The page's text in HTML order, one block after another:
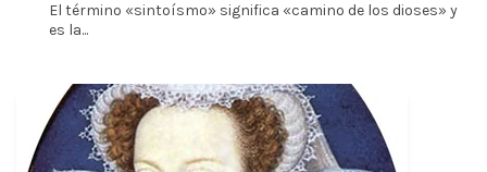
El término «sintoísmo» significa «camino de los dioses» y
es la...